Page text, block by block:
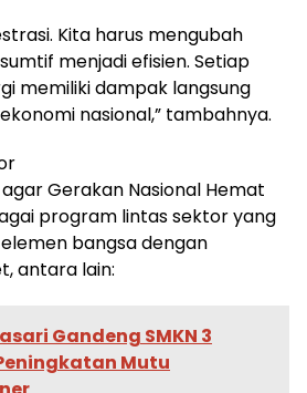
Kita harus mengubah
menjadi efisien. Setiap
memiliki dampak langsung
nasional,” tambahnya.
Gerakan Nasional Hemat
program lintas sektor yang
bangsa dengan
antara lain:
Gandeng SMKN 3
Mutu